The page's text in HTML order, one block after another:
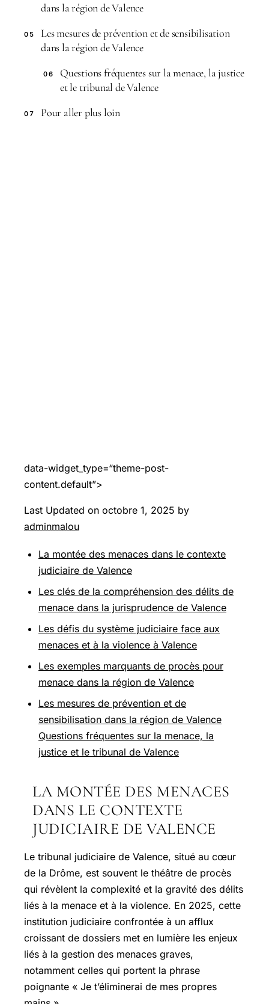
dans la région de Valence
05
Les mesures de prévention et de sensibilisation
dans la région de Valence
06
Questions fréquentes sur la menace, la justice
et le tribunal de Valence
07 Pour aller plus loin
data-widget_type=“theme-post-
content.default”>
Last Updated on octobre 1, 2025 by
adminmalou
La montée des menaces dans le contexte
judiciaire de Valence
Les clés de la compréhension des délits de
menace dans la jurisprudence de Valence
Les défis du système judiciaire face aux
menaces et à la violence à Valence
Les exemples marquants de procès pour
menace dans la région de Valence
Les mesures de prévention et de
sensibilisation dans la région de Valence
Questions fréquentes sur la menace, la
justice et le tribunal de Valence
LA MONTÉE DES MENACES
DANS LE CONTEXTE
JUDICIAIRE DE VALENCE
Le tribunal judiciaire de Valence, situé au cœur
de la Drôme, est souvent le théâtre de procès
qui révèlent la complexité et la gravité des délits
liés à la menace et à la violence. En 2025, cette
institution judiciaire confrontée à un afflux
croissant de dossiers met en lumière les enjeux
liés à la gestion des menaces graves,
notamment celles qui portent la phrase
poignante « Je t’éliminerai de mes propres